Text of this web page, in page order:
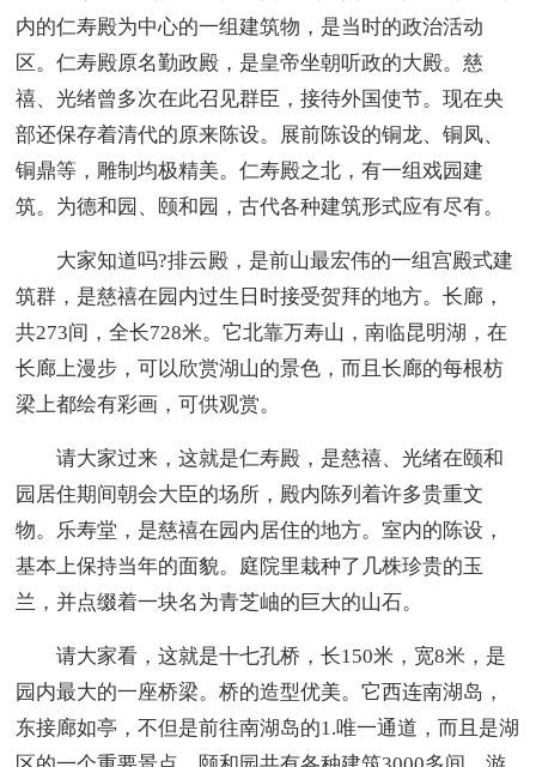
内的仁寿殿为中心的一组建筑物，是当时的政治活动
区。仁寿殿原名勤政殿，是皇帝坐朝听政的大殿。慈
禧、光绪曾多次在此召见群臣，接待外国使节。现在央
部还保存着清代的原来陈设。展前陈设的铜龙、铜凤、
铜鼎等，雕制均极精美。仁寿殿之北，有一组戏园建
筑。为德和园、颐和园，古代各种建筑形式应有尽有。
大家知道吗?排云殿，是前山最宏伟的一组宫殿式建
筑群，是慈禧在园内过生日时接受贺拜的地方。长廊，
共273间，全长728米。它北靠万寿山，南临昆明湖，在
长廊上漫步，可以欣赏湖山的景色，而且长廊的每根枋
梁上都绘有彩画，可供观赏。
请大家过来，这就是仁寿殿，是慈禧、光绪在颐和
园居住期间朝会大臣的场所，殿内陈列着许多贵重文
物。乐寿堂，是慈禧在园内居住的地方。室内的陈设，
基本上保持当年的面貌。庭院里栽种了几株珍贵的玉
兰，并点缀着一块名为青芝岫的巨大的山石。
请大家看，这就是十七孔桥，长150米，宽8米，是
园内最大的一座桥梁。桥的造型优美。它西连南湖岛，
东接廊如亭，不但是前往南湖岛的1.唯一通道，而且是湖